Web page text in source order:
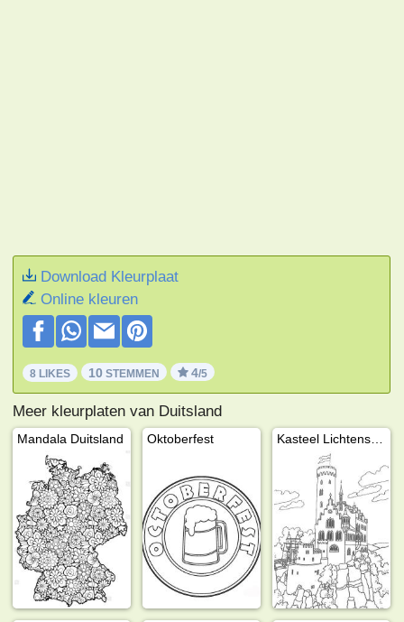
Download Kleurplaat
Online kleuren
8 LIKES 10 STEMMEN 4/5
Meer kleurplaten van Duitsland
Mandala Duitsland Oktoberfest